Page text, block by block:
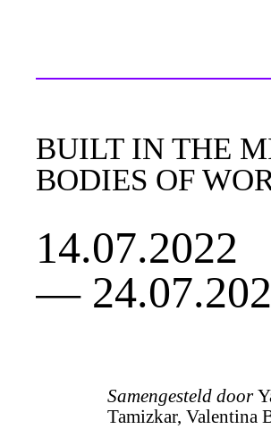
BUILT IN THE
BODIES OF
14.07.2022
—
Samengesteld door
Tamizkar, Valentina